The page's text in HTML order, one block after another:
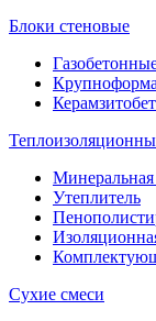
Блоки стеновые
Минеральная
Утеплитель
Сухие смеси